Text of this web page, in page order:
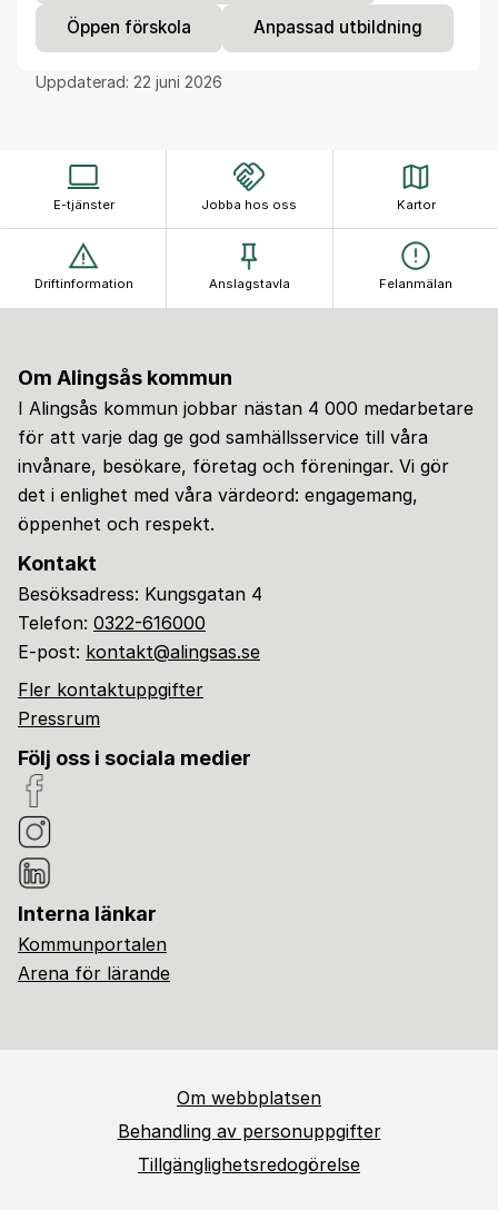
Öppen förskola Anpassad utbildning
Uppdaterad: 22 juni 2026
E-tjänster Jobba hos oss Kartor
Driftinformation Anslagstavla Felanmälan
Om Alingsås kommun
I Alingsås kommun jobbar nästan 4 000 medarbetare
för att varje dag ge god samhällsservice till våra
invånare, besökare, företag och föreningar. Vi gör
det i enlighet med våra värdeord: engagemang,
öppenhet och respekt.
Kontakt
Besöksadress: Kungsgatan 4
Telefon: 0322-616000
E-post: kontakt@alingsas.se
Fler kontaktuppgifter
Pressrum
Följ oss i sociala medier
Interna länkar
Kommunportalen
Arena för lärande
Om webbplatsen
Behandling av personuppgifter
Tillgänglighetsredogörelse